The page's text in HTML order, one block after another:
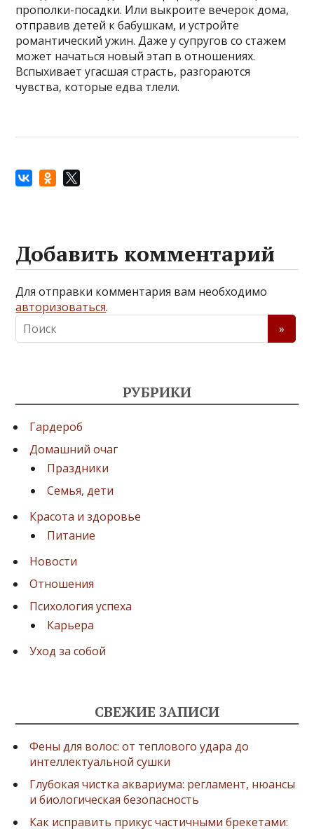
прополки-посадки. Или выкроите вечерок дома,
отправив детей к бабушкам, и устройте
романтический ужин. Даже у супругов со стажем
может начаться новый этап в отношениях.
Вспыхивает угасшая страсть, разгораются
чувства, которые едва тлели.
Добавить комментарий
Для отправки комментария вам необходимо
авторизоваться.
РУБРИКИ
Гардероб
Домашний очаг
Праздники
Семья, дети
Красота и здоровье
Питание
Новости
Отношения
Психология успеха
Карьера
Уход за собой
СВЕЖИЕ ЗАПИСИ
Фены для волос: от теплового удара до
интеллектуальной сушки
Глубокая чистка аквариума: регламент, нюансы
и биологическая безопасность
Как исправить прикус частичными брекетами: